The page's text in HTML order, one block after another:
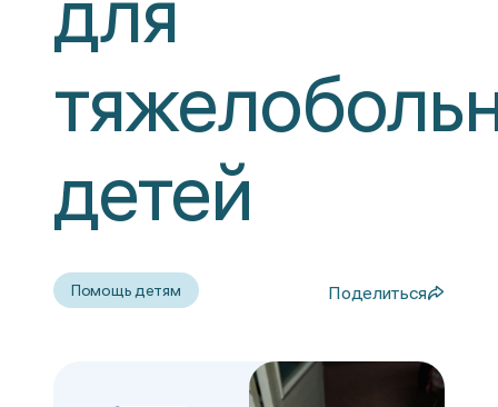
детей
Помощь детям Поделиться